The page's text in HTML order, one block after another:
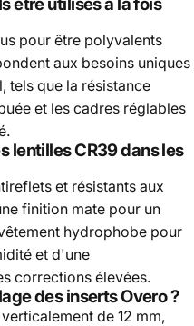
pour être polyvalents
aux besoins uniques
tels que la résistance
et les cadres réglables
lentilles CR39 dans les
et résistants aux
finition mate pour un
hydrophobe pour
et d'une
corrections élevées.
des inserts Overo ?
de 12 mm,